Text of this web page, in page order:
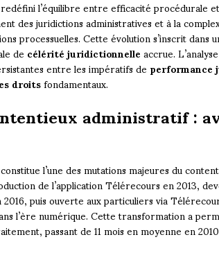
l’équilibre entre efficacité procédurale
des juridictions administratives et à la
processuelles. Cette évolution s’inscrit dans
decélérité juridictionnelleaccrue.
entre les impératifs de
droitsfondamentaux.
administratif :
l’une des mutations majeures du
de l’application Télérecours en 2013,
puis ouverte aux particuliers via
l’ère numérique. Cette transformation a
passant de 11 mois en moyenne en